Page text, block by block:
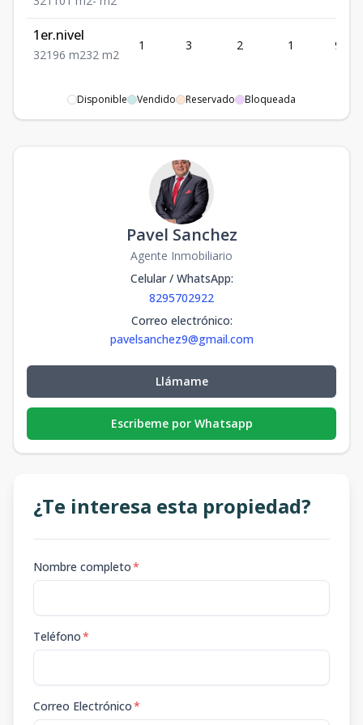
1er.nivel
321 96 m232 m2
1 3 2 1 96
Disponible Vendido Reservado Bloqueada
Pavel Sanchez
Agente Inmobiliario
Celular / WhatsApp:
8295702922
Correo electrónico:
pavelsanchez9@gmail.com
Llámame
Escribeme por Whatsapp
¿Te interesa esta propiedad?
Nombre completo*
Teléfono*
Correo Electrónico*